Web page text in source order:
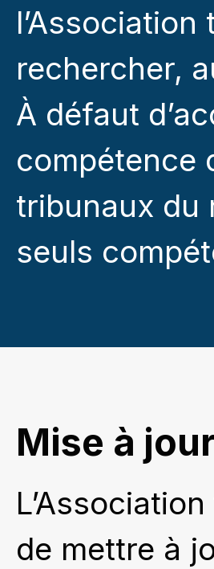
rechercher,
À défaut
compétence
tribunaux du
seuls
Mise à
de mettre à